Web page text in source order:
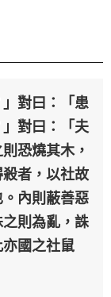
對曰：「患
對曰：「夫
恐燒其木，
者，以社故
內則蔽善惡
則為亂，誅
國之社鼠